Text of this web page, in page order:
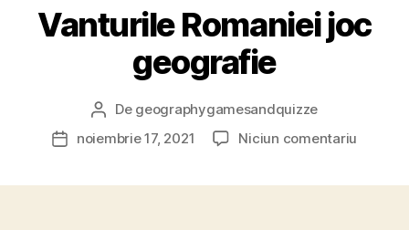
Vanturile Romaniei joc
geografie
Autor
articol
De geographygamesandquizze
Datănoiembrie 17, 2021 Niciun comentariu